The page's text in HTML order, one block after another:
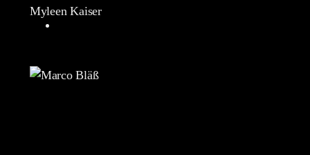
Myleen Kaiser